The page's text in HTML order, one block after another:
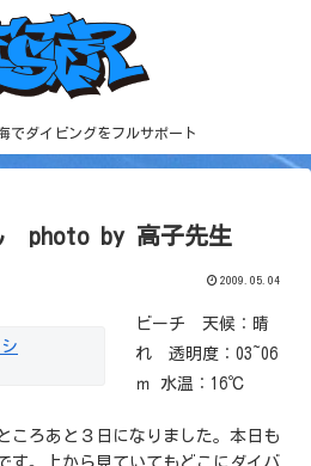
でダイビングをフルサポート
photo by 高子先生
2009.05.04
ビーチ 天候：晴
れ 透明度：03~06
ｍ 水温：16℃
ころあと３日になりました。本日も
す。上から見ていてもどこにダイバ